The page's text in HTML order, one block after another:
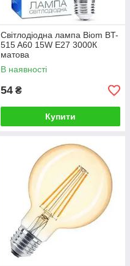
Світлодіодна лампа Biom BT-
515 A60 15W E27 3000К
матова
В наявності
54 ₴
Купити